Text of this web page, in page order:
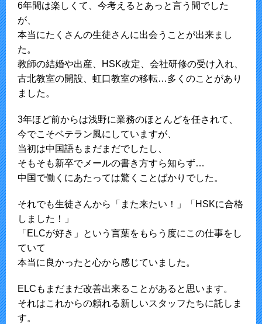
6年間は楽しくて、今考えるとあっと言う間でした
が、
本当にたくさんの生徒さんに出会うことが出来まし
た。
教師の結婚や出産、HSK改定、会社研修の受け入れ、
古北教室の開設、虹口教室の移転…多くのことがあり
ました。
3年ほど前からは浅野に業務のほとんどを任されて、
今でこそベテラン風にしていますが、
当初は中国語もまだまだでしたし、
そもそも新卒でメールの書き方すら知らず…
中国で働くにあたっては驚くことばかりでした。
それでも生徒さんから「また来たい！」「HSKに合格
しました！」
「ELCが好き」という言葉をもらう度にこの仕事をし
ていて
本当に良かったと心から感じていました。
ELCもまだまだ改善出来ることがあると思います。
それはこれからの頼れる新しいスタッフたちに託しま
す。